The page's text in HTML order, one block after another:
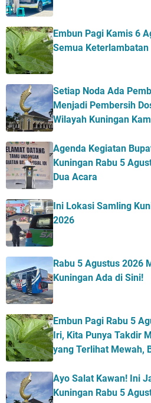
Embun Pagi Kamis 6
Semua
Setiap Noda Ada
Menjadi Pembersih
Wilayah Kuningan
Agenda Kegiatan
Kuningan Rabu 5
Dua Acara
Ini Lokasi Samling
2026
Rabu 5 Agustus 2026
Kuningan Ada di Sini!
Embun Pagi Rabu 5
Iri, Kita Punya Takdir
yang Terlihat Mewah,
Ayo Salat Kawan! Ini
Kuningan Rabu 5